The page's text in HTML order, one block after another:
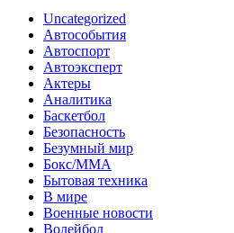
Uncategorized
Автособытия
Автоспорт
Автоэксперт
Актеры
Аналитика
Баскетбол
Безопасность
Безумный мир
Бокс/MMA
Бытовая техника
В мире
Военные новости
Волейбол